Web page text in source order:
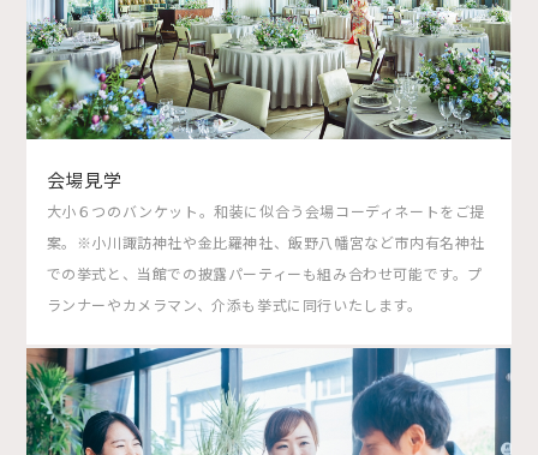
会場見学
大小６つのバンケット。和装に似合う会場コーディネートをご提
案。※小川諏訪神社や金比羅神社、飯野八幡宮など市内有名神社
での挙式と、当館での披露パーティーも組み合わせ可能です。プ
ランナーやカメラマン、介添も挙式に同行いたします。